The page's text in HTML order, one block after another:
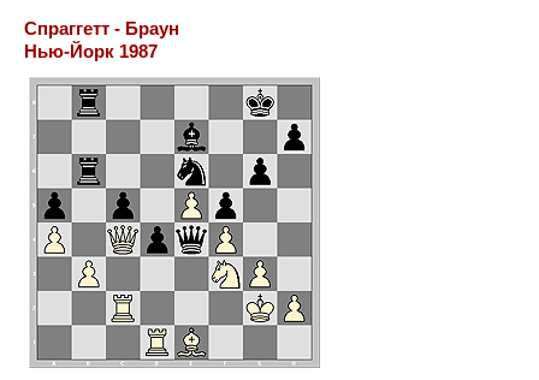
Спраггетт - Браун
Нью-Йорк 1987